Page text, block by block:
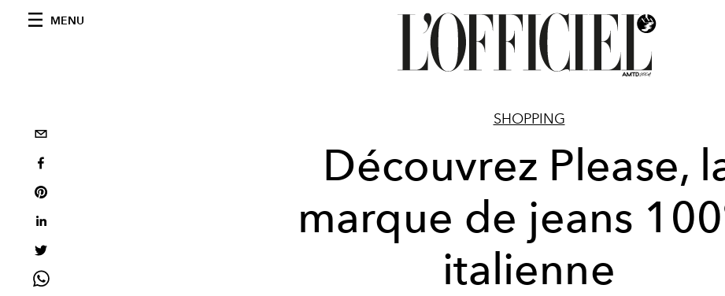
MENU
SHOPPING
Découvrez Please,
marque de jeans
italienne